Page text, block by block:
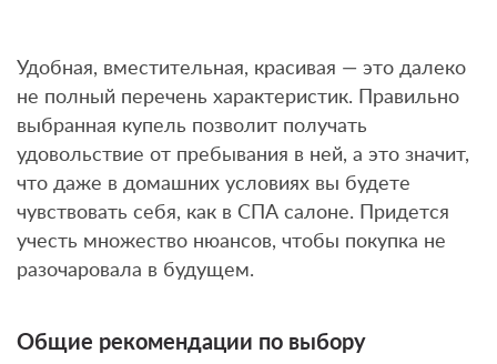
Удобная, вместительная, красивая — это далеко
не полный перечень характеристик. Правильно
выбранная купель позволит получать
удовольствие от пребывания в ней, а это значит,
что даже в домашних условиях вы будете
чувствовать себя, как в СПА салоне. Придется
учесть множество нюансов, чтобы покупка не
разочаровала в будущем.
Общие рекомендации по выбору